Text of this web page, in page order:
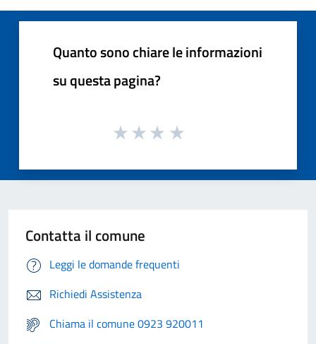
Quanto sono chiare le informazioni
su questa pagina?
Contatta il comune
Leggi le domande frequenti
Richiedi Assistenza
Chiama il comune 0923 920011